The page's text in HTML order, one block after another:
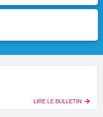
LIRE LE BULLETIN